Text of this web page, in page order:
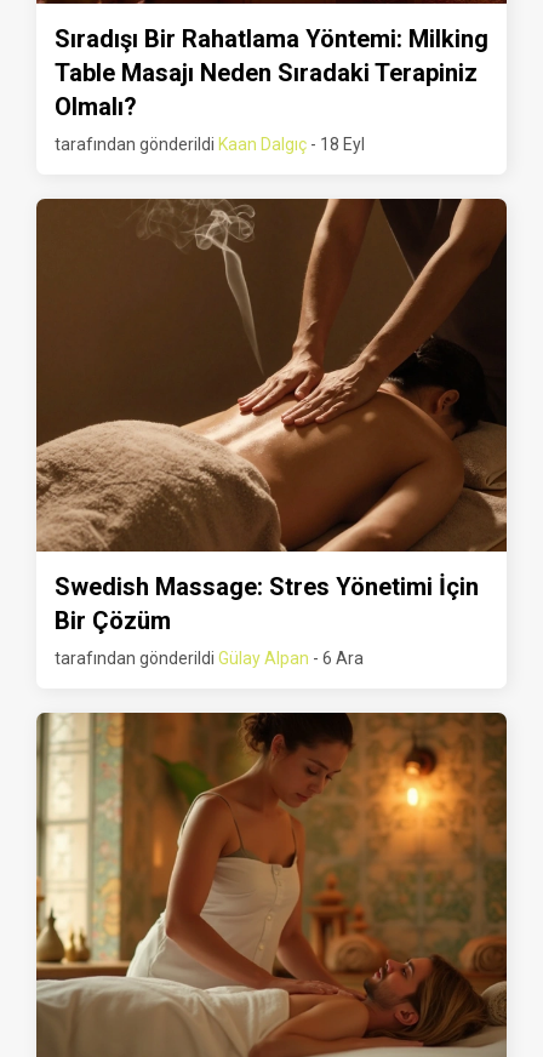
Sıradışı Bir Rahatlama Yöntemi: Milking
Table Masajı Neden Sıradaki Terapiniz
Olmalı?
tarafından gönderildi Kaan Dalgıç - 18 Eyl
Swedish Massage: Stres Yönetimi İçin
Bir Çözüm
tarafından gönderildi Gülay Alpan - 6 Ara